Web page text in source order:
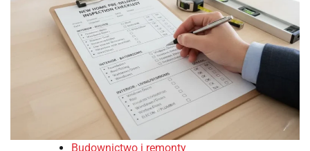
Budownictwo i remonty